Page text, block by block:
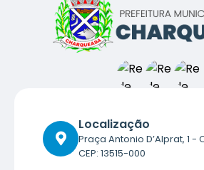
Localização
Praça Antonio D’Alprat, 1 -
CEP: 13515-000